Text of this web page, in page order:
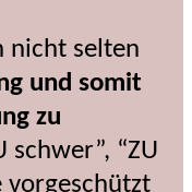
nicht selten
und somit
zu
schwer”, “ZU
vorgeschützt